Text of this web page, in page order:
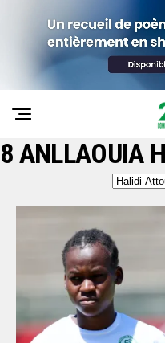
8 ANLLAOUIA